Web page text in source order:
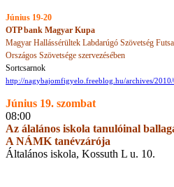
Június 19-20
OTP bank Magyar Kupa
Magyar Hallássérültek Labdarúgó Szövetség
Országos Szövetsége szervezésében
Sortcsarnok
http://nagybajomfigyelo.freeblog.hu/archives/
Június 19. szombat
08:00
Az álalános iskola tanulóinal
A NÁMK tanévzárója
Általános iskola, Kossuth L u. 10.